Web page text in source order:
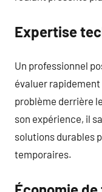
Expertise
Un professionnel
évaluer
problème derrière
son expérience, il
solutions durables
temporaires.